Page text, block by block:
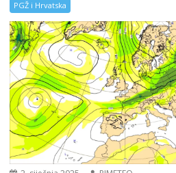
PGŽ i Hrvatska